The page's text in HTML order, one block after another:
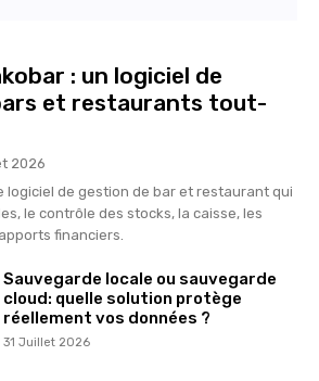
: un logiciel de
et restaurants tout-
2026
logiciel de gestion de bar et restaurant qui
le contrôle des stocks, la caisse, les
financiers.
Sauvegarde locale ou sauvegarde
cloud: quelle solution protège
réellement vos données ?
31 Juillet 2026